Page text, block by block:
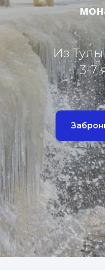
Из
3-7